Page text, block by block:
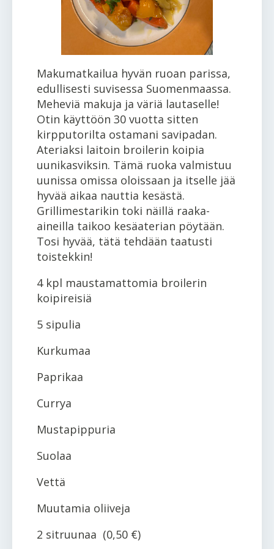
Makumatkailua hyvän ruoan parissa,
edullisesti suvisessa Suomenmaassa.
Meheviä makuja ja väriä lautaselle!
Otin käyttöön 30 vuotta sitten
kirpputorilta ostamani savipadan.
Ateriaksi laitoin broilerin koipia
uunikasviksin. Tämä ruoka valmistuu
uunissa omissa oloissaan ja itselle jää
hyvää aikaa nauttia kesästä.
Grillimestarikin toki näillä raaka-
aineilla taikoo kesäaterian pöytään.
Tosi hyvää, tätä tehdään taatusti
toistekkin!
4 kpl maustamattomia broilerin
koipireisiä
5 sipulia
Kurkumaa
Paprikaa
Currya
Mustapippuria
Suolaa
Vettä
Muutamia oliiveja
2 sitruunaa (0,50 €)